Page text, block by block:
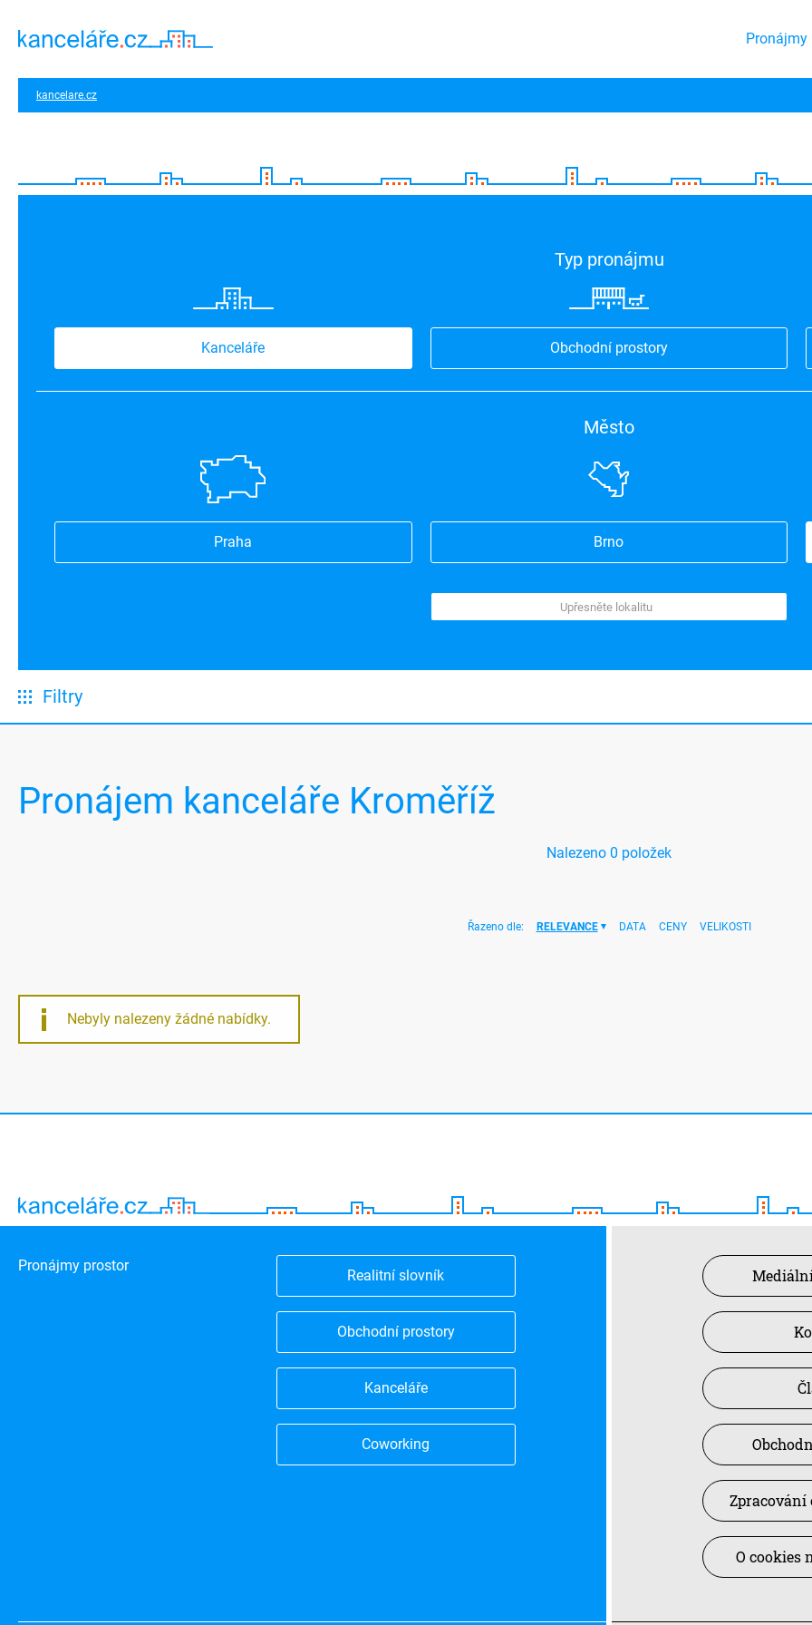
Pronájmy
kancelare.cz
Typ pronájmu
Kanceláře Obchodní prostory
Město
Praha Brno
Filtry
Pronájem kanceláře Kroměříž
Nalezeno 0 položek
Řazeno dle: RELEVANCE DATA CENY VELIKOSTI
Nebyly nalezeny žádné nabídky.
Pronájmy prostor
Realitní slovník
Obchodní prostory
Kanceláře
Coworking
Zpracování
O cookies